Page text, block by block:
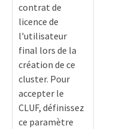
contrat de
licence de
l'utilisateur
final lors de la
création de ce
cluster. Pour
accepter le
CLUF, définissez
ce paramètre